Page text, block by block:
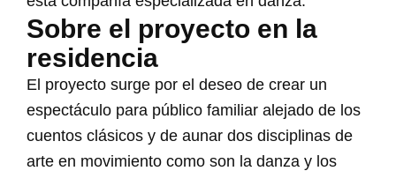
Sobre el proyecto en la
residencia
El proyecto surge por el deseo de crear un
espectáculo para público familiar alejado de los
cuentos clásicos y de aunar dos disciplinas de
arte en movimiento como son la danza y los